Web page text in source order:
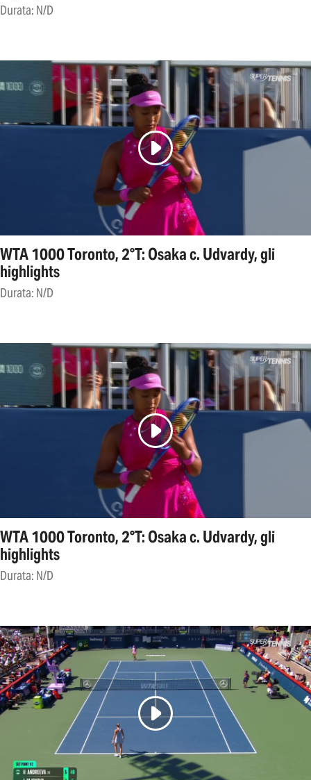
Durata: N/D
WTA 1000 Toronto, 2°T: Osaka c. Udvardy, gli
highlights
Durata: N/D
WTA 1000 Toronto, 2°T: Osaka c. Udvardy, gli
highlights
Durata: N/D